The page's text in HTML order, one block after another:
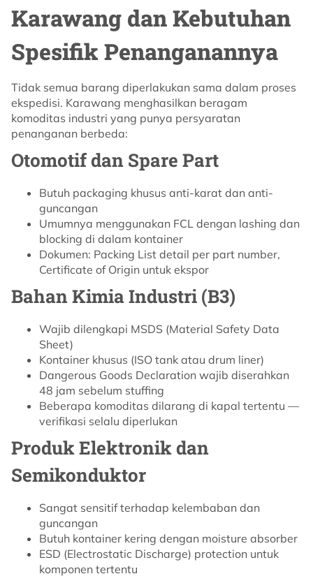
Karawang dan Kebutuhan
Spesifik Penanganannya
Tidak semua barang diperlakukan sama dalam proses
ekspedisi. Karawang menghasilkan beragam
komoditas industri yang punya persyaratan
penanganan berbeda:
Otomotif dan Spare Part
Butuh packaging khusus anti-karat dan anti-
guncangan
Umumnya menggunakan FCL dengan lashing dan
blocking di dalam kontainer
Dokumen: Packing List detail per part number,
Certificate of Origin untuk ekspor
Bahan Kimia Industri (B3)
Wajib dilengkapi MSDS (Material Safety Data
Sheet)
Kontainer khusus (ISO tank atau drum liner)
Dangerous Goods Declaration wajib diserahkan
48 jam sebelum stuffing
Beberapa komoditas dilarang di kapal tertentu —
verifikasi selalu diperlukan
Produk Elektronik dan
Semikonduktor
Sangat sensitif terhadap kelembaban dan
guncangan
Butuh kontainer kering dengan moisture absorber
ESD (Electrostatic Discharge) protection untuk
komponen tertentu